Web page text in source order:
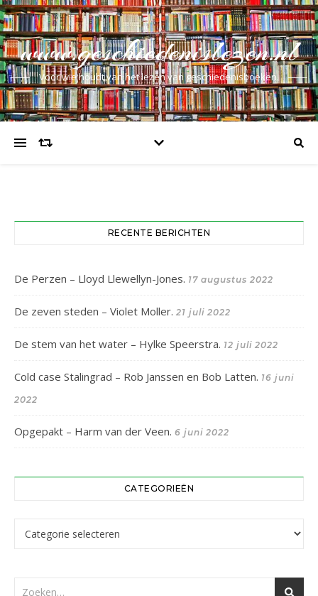
www.geschiedenislezen.nl
Voor wie houdt van het lezen van geschiedenisboeken.
RECENTE BERICHTEN
De Perzen – Lloyd Llewellyn-Jones. 17 augustus 2022
De zeven steden – Violet Moller. 21 juli 2022
De stem van het water – Hylke Speerstra. 12 juli 2022
Cold case Stalingrad – Rob Janssen en Bob Latten. 16 juni
2022
Opgepakt – Harm van der Veen. 6 juni 2022
CATEGORIEËN
Categorieën